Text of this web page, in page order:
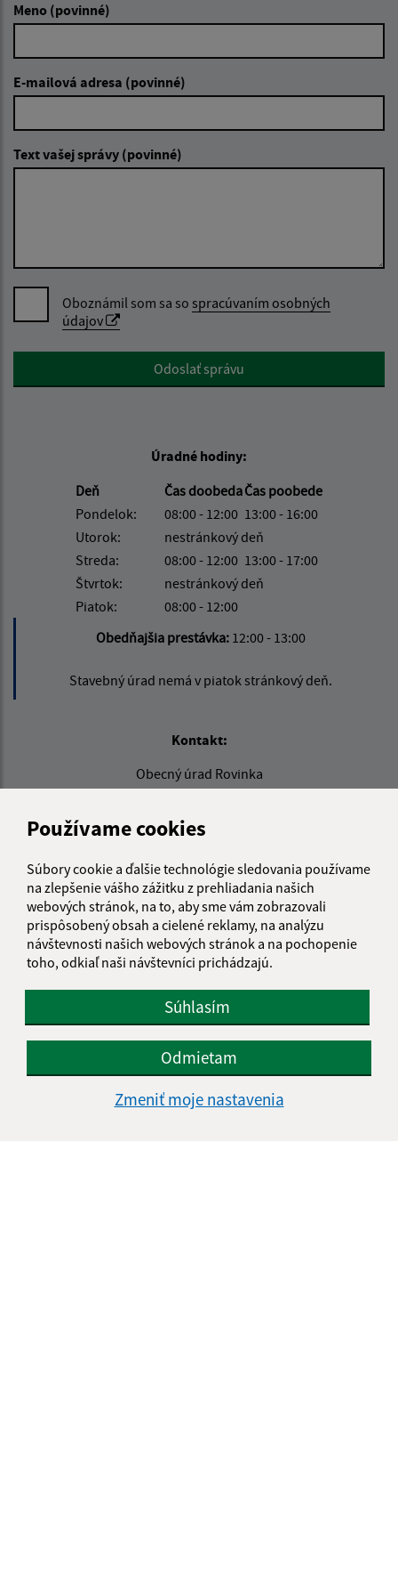
Používame cookies
Súbory cookie a ďalšie technológie sledovania používame
na zlepšenie vášho zážitku z prehliadania našich
webových stránok, na to, aby sme vám zobrazovali
prispôsobený obsah a cielené reklamy, na analýzu
návštevnosti našich webových stránok a na pochopenie
toho, odkiaľ naši návštevníci prichádzajú.
Súhlasím
Odmietam
Zmeniť moje nastavenia
Meno (povinné)
E-mailová adresa (povinné)
Text vašej správy (povinné)
Oboznámil som sa so spracúvaním osobných
údajov
Google reCaptcha ResponseOdoslať správu
Úradné hodiny:
Deň
Čas doobedaČas poobede
Pondelok:
08:00 - 12:00 13:00 - 16:00
Utorok:
nestránkový deň
Streda:
08:00 - 12:00 13:00 - 17:00
Štvrtok:
nestránkový deň
Piatok:
08:00 - 12:00
Obedňajšia prestávka: 12:00 - 13:00
Stavebný úrad nemá v piatok stránkový deň.
Kontakt:
Obecný úrad Rovinka
900 41 Rovinka
+421 245 985 218
IČO: 00305057